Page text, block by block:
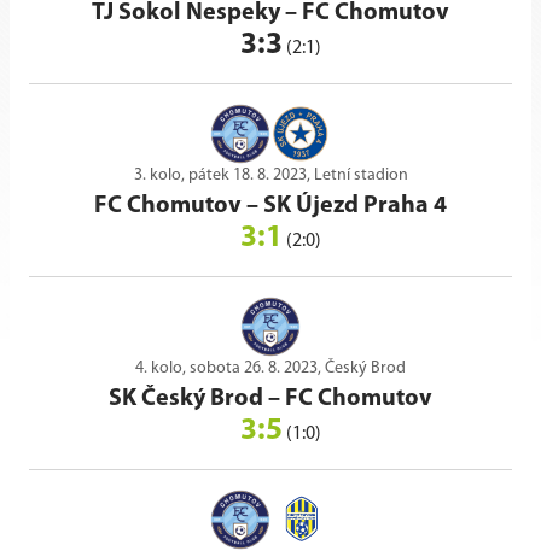
TJ Sokol Nespeky– FC Chomutov
3:3 (2:1)
3. kolo, pátek 18. 8. 2023, Letní stadion
FC Chomutov – SK Újezd Praha 4
3:1 (2:0)
4. kolo, sobota 26. 8. 2023, Český Brod
SK Český Brod – FC Chomutov
3:5 (1:0)